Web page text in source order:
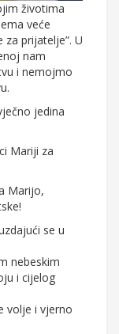
životima
veće
prijatelje”. U
nam
i nemojmo
jedina
Mariji za
Marijo,
se u
nebeskim
i cijelog
volje i vjerno